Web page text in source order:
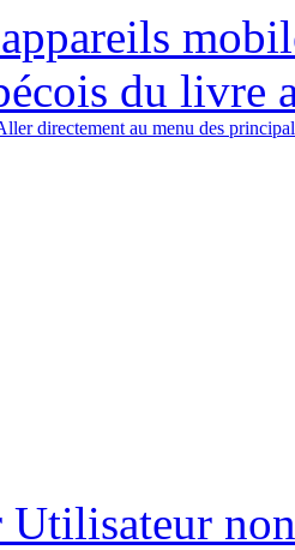
du livre
directement au menu des
Utilisateur